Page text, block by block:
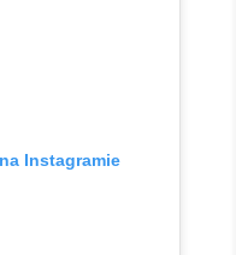
Instagramie